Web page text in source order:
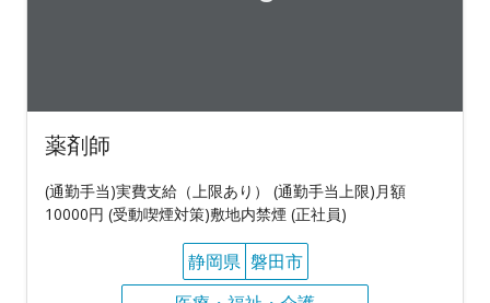
薬剤師
(通勤手当)実費支給（上限あり） (通勤手当上限)月額
10000円 (受動喫煙対策)敷地内禁煙 (正社員)
静岡県 磐田市